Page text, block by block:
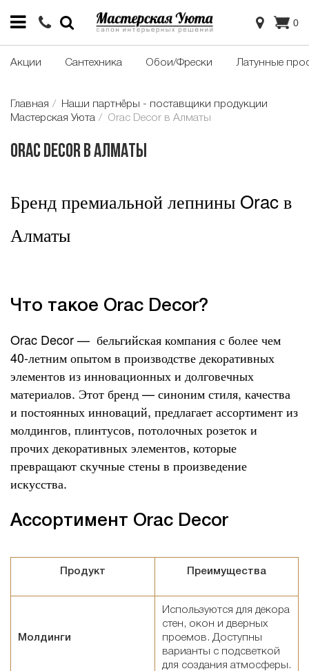
0
Акции Сантехника Обои/Фрески Латунные
Главная
Наши партнёры - поставщики продукции
Мастерская Уюта
Orac Decor в Алматы
Orac Decor в Алматы
Бренд премиальной лепнины Orac в
Алматы
Что такое Orac Decor?
Orac Decor — бельгийская компания с более чем
40-летним опытом в производстве декоративных
элементов из инновационных и долговечных
материалов. Этот бренд — синоним стиля, качества
и постоянных инноваций, предлагает ассортимент из
молдингов, плинтусов, потолочных розеток и
прочих декоративных элементов, которые
превращают скучные стены в произведение
искусства.
Ассортимент Orac Decor
Продукт Преимущества
Молдинги
Используются для декора
стен, окон и дверных
проемов. Доступны
варианты с подсветкой
для создания атмосферы.